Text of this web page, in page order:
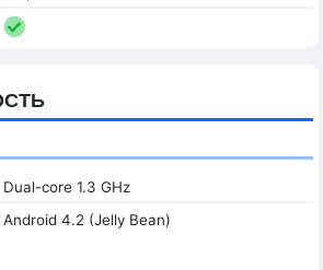
Dual-core 1.3 GHz
Android 4.2 (Jelly Bean)